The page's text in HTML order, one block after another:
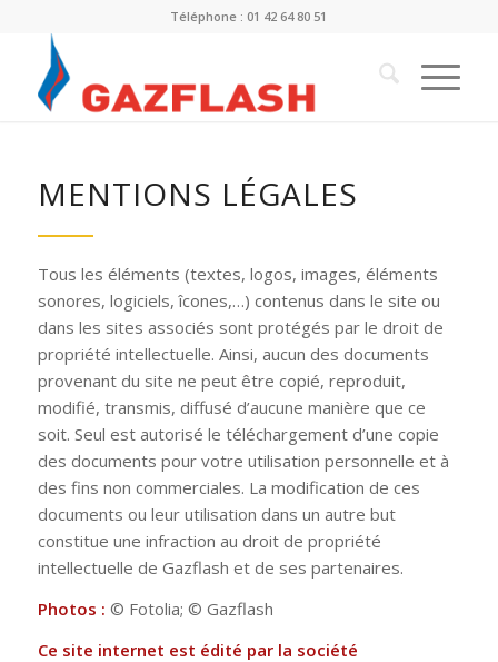
Téléphone : 01 42 64 80 51
MENTIONS LÉGALES
Tous les éléments (textes, logos, images, éléments
sonores, logiciels, îcones,…) contenus dans le site ou
dans les sites associés sont protégés par le droit de
propriété intellectuelle. Ainsi, aucun des documents
provenant du site ne peut être copié, reproduit,
modifié, transmis, diffusé d’aucune manière que ce
soit. Seul est autorisé le téléchargement d’une copie
des documents pour votre utilisation personnelle et à
des fins non commerciales. La modification de ces
documents ou leur utilisation dans un autre but
constitue une infraction au droit de propriété
intellectuelle de Gazflash et de ses partenaires.
Photos : © Fotolia; © Gazflash
Ce site internet est édité par la société